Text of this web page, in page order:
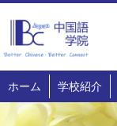
content
ホーム 学校紹介